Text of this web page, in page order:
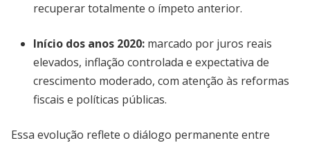
recuperar totalmente o ímpeto anterior.
Início dos anos 2020: marcado por juros reais
elevados, inflação controlada e expectativa de
crescimento moderado, com atenção às reformas
fiscais e políticas públicas.
Essa evolução reflete o diálogo permanente entre